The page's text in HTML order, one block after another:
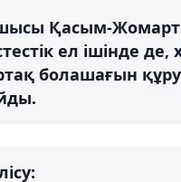
Қасым-Жомарт
ел ішінде
болашағын